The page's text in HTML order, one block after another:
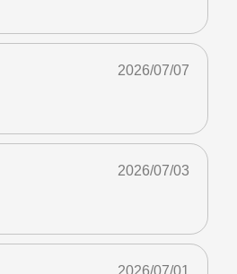
2026/07/07
2026/07/03